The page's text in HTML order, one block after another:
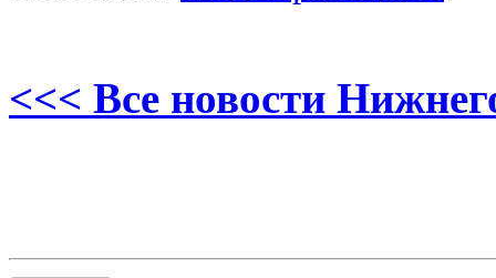
<<< Все новости